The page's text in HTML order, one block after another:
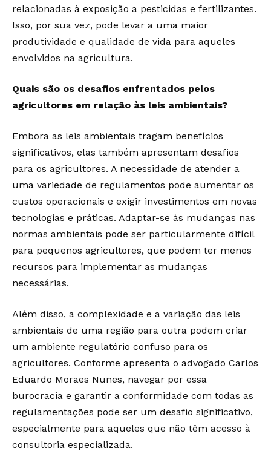
relacionadas à exposição a pesticidas e fertilizantes.
Isso, por sua vez, pode levar a uma maior
produtividade e qualidade de vida para aqueles
envolvidos na agricultura.
Quais são os desafios enfrentados pelos
agricultores em relação às leis ambientais?
Embora as leis ambientais tragam benefícios
significativos, elas também apresentam desafios
para os agricultores. A necessidade de atender a
uma variedade de regulamentos pode aumentar os
custos operacionais e exigir investimentos em novas
tecnologias e práticas. Adaptar-se às mudanças nas
normas ambientais pode ser particularmente difícil
para pequenos agricultores, que podem ter menos
recursos para implementar as mudanças
necessárias.
Além disso, a complexidade e a variação das leis
ambientais de uma região para outra podem criar
um ambiente regulatório confuso para os
agricultores. Conforme apresenta o advogado Carlos
Eduardo Moraes Nunes, navegar por essa
burocracia e garantir a conformidade com todas as
regulamentações pode ser um desafio significativo,
especialmente para aqueles que não têm acesso à
consultoria especializada.